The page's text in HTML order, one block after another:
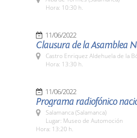
Hora: 10:30 h.
11/06/2022
Clausura de la Asamblea
Castro Enriquez Aldehuela de la
Hora: 13:30 h.
11/06/2022
Programa radiofónico
Salamanca (Salamanca)
Lugar: Museo de Automoción
Hora: 13:20 h.